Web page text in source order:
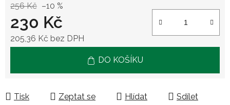
256 Kč –10 %
230 Kč
205,36 Kč bez DPH
DO KOŠÍKU
Tisk Zeptat se Hlídat Sdílet